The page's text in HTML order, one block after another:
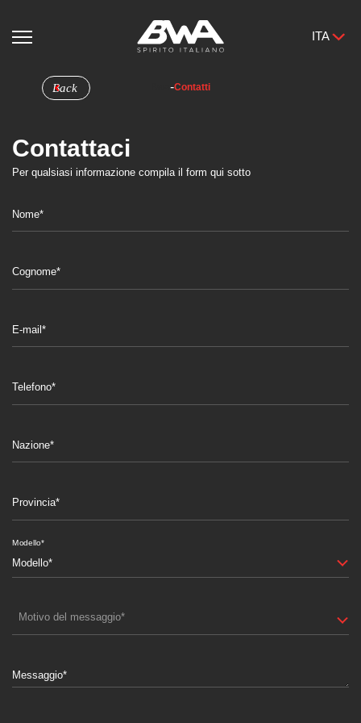
ITA
Back -Contatti
Contattaci
Per qualsiasi informazione compila il form qui sotto
Nome*
Cognome*
E-mail*
Telefono*
Nazione*
Provincia*
Modello*
Motivo del messaggio*
Messaggio*